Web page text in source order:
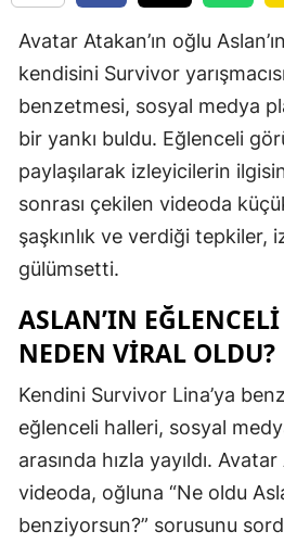
Avatar Atakan’ın oğlu
kendisini Survivor
benzetmesi, sosyal medya
bir yankı buldu. Eğlenceli
paylaşılarak izleyicilerin
sonrası çekilen videoda küçük
şaşkınlık ve verdiği tepkiler,
gülümsetti.
ASLAN’IN
NEDEN VIRAL OLDU?
Kendini Survivor Lina’ya
eğlenceli halleri, sosyal
arasında hızla yayıldı. Avatar
videoda, oğluna “Ne oldu
benziyorsun?” sorusunu